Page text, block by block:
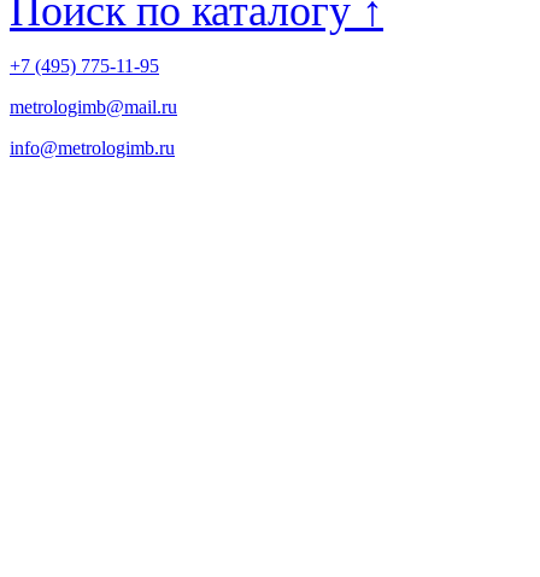
Поиск по каталогу ↑
+7 (495) 775-11-95
metrologimb@mail.ru
info@metrologimb.ru